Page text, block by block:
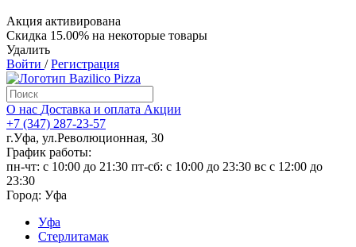
Акция активирована
Скидка 15.00% на некоторые товары
Удалить
Войти /Регистрация
О нас Доставка и оплата Акции
+7 (347) 287-23-57
г.Уфа, ул.Революционная, 30
График работы:
пн-чт: c 10:00 до 21:30 пт-сб: c 10:00 до 23:30 вс с 12:00 до
23:30
Город: Уфа
Уфа
Стерлитамак